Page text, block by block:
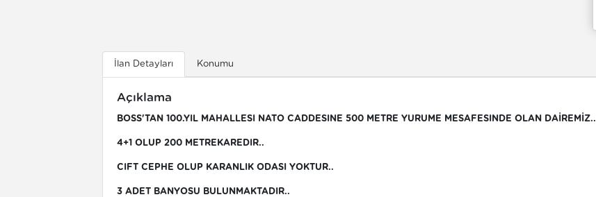
İlan Detayları Konumu
Açıklama
BOSS'TAN 100.YIL MAHALLESI NATO CADDESINE 500 METRE YURUME MESAFESINDE OLAN DAİREMİZ..
4+1 OLUP 200 METREKAREDIR..
CIFT CEPHE OLUP KARANLIK ODASI YOKTUR..
3 ADET BANYOSU BULUNMAKTADIR..